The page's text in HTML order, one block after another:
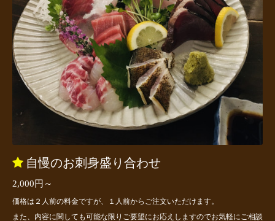
自慢のお刺身盛り合わせ
2,000円～
価格は２人前の料金ですが、１人前からご注文いただけます。
また、内容に関しても可能な限りご要望にお応えしますのでお気軽にご相談